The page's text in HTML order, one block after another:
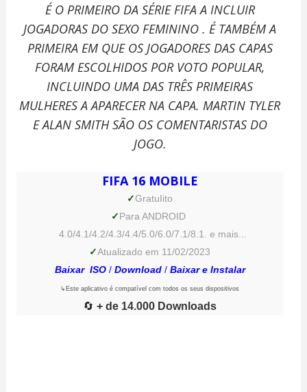
É O PRIMEIRO DA SÉRIE FIFA A INCLUIR
JOGADORAS DO SEXO FEMININO . É TAMBÉM A
PRIMEIRA EM QUE OS JOGADORES DAS CAPAS
FORAM ESCOLHIDOS POR VOTO POPULAR,
INCLUINDO UMA DAS TRÊS PRIMEIRAS
MULHERES A APARECER NA CAPA. MARTIN TYLER
E ALAN SMITH SÃO OS COMENTARISTAS DO
JOGO.
FIFA 16 MOBILE
✓GratuIito
✓Para ANDROID
4.0/4.1/4.2/4.3/4.4/5.0/6.0/7.1/8.1. e mais...
✓Atualizado em 11/02/2023
Baixar ISO / Download / Baixar e Instalar
↳Este aplicativo é compatível com todos os seus dispositivos
🔄+ de 14.000 Downloads